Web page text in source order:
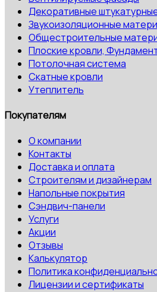
Декоративные
Звукоизоляционные
Общестроительные
Плоские кровли,
Потолочная система
Скатные кровли
Утеплитель
Покупателям
О компании
Контакты
Доставка и оплата
Строителям и дизайнерам
Напольные покрытия
Сэндвич-панели
Услуги
Акции
Отзывы
Калькулятор
Политика
Лицензии и сертификаты